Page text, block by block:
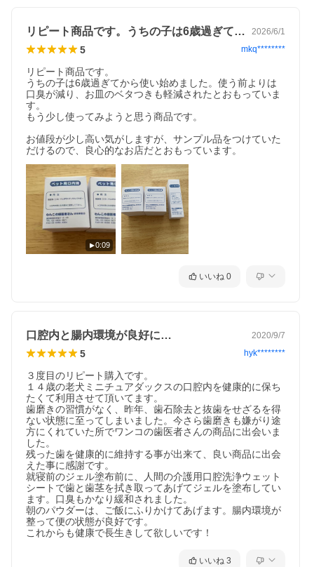
リピート商品です。うちの子は6歳過ぎて… 2026/6/1
5 mkq********
リピート商品です。
うちの子は6歳過ぎてから使い始めました。使う前よりは
口臭が減り、お皿のベタつきも軽減されたとおもっていま
す。
もう少し使ってみようと思う商品です。
お値段が少し高い気がしますが、サンプル品をつけていた
だけるので、良心的なお店だとおもっています。
0:09
いいね 0
口腔内と腸内環境が良好に… 2020/9/7
5 hyk********
３度目のリピート購入です。
１４歳の老犬ミニチュアダックスの口腔内を健康的に保ち
たくて利用させて頂いてます。
歯磨きの習慣がなく、昨年、歯石除去と抜歯をせざるを得
ない状態に至ってしまいました。今さら歯磨きも嫌がり途
方にくれていた所でワンコの歯医者さんの商品に出会いま
した。
残った歯を健康的に維持する事が出来て、良い商品に出会
えた事に感謝です。
就寝前のジェル塗布前に、人間の介護用口腔洗浄ウェット
シートで歯と歯茎を拭き取ってあげてジェルを塗布してい
ます。口臭もかなり緩和されました。
朝のパウダーは、ご飯にふりかけてあげます。腸内環境が
整って便の状態が良好です。
これからも健康で長生きして欲しいです！
いいね 3